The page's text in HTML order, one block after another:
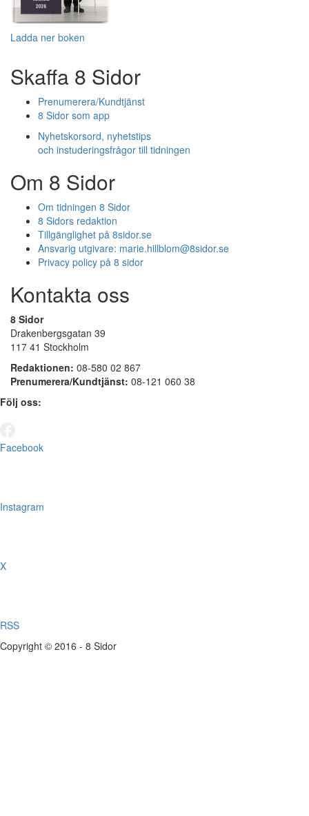
Ladda ner boken
Skaffa 8 Sidor
Prenumerera/Kundtjänst
8 Sidor som app
Nyhetskorsord, nyhetstips
och instuderingsfrågor till tidningen
Om 8 Sidor
Om tidningen 8 Sidor
8 Sidors redaktion
Tillgänglighet på 8sidor.se
Ansvarig utgivare: marie.hillblom@8sidor.se
Privacy policy på 8 sidor
Kontakta oss
8 Sidor
Drakenbergsgatan 39
117 41 Stockholm
Redaktionen: 08-580 02 867
Prenumerera/Kundtjänst: 08-121 060 38
Följ oss:
Facebook
Instagram
X
RSS
Copyright © 2016 - 8 Sidor